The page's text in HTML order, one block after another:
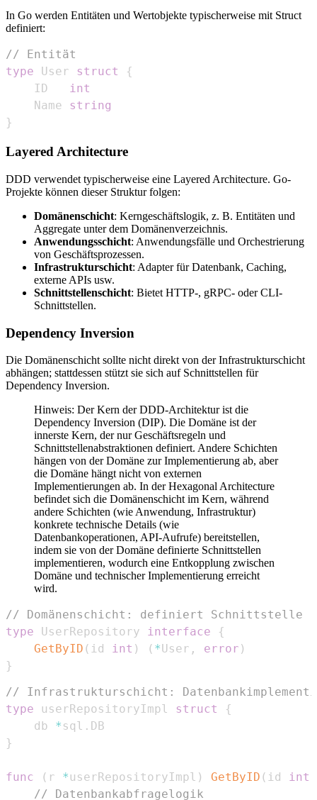
In Go werden Entitäten und Wertobjekte typischerweise mit Struct
definiert:
// Entität
type User struct
{
    ID
int
    Name
string
}
Layered Architecture
DDD verwendet typischerweise eine Layered Architecture. Go-
Projekte können dieser Struktur folgen:
Domänenschicht: Kerngeschäftslogik, z. B. Entitäten und
Aggregate unter dem Domänenverzeichnis.
Anwendungsschicht: Anwendungsfälle und Orchestrierung
von Geschäftsprozessen.
Infrastrukturschicht: Adapter für Datenbank, Caching,
externe APIs usw.
Schnittstellenschicht: Bietet HTTP-, gRPC- oder CLI-
Schnittstellen.
Dependency Inversion
Die Domänenschicht sollte nicht direkt von der Infrastrukturschicht
abhängen; stattdessen stützt sie sich auf Schnittstellen für
Dependency Inversion.
Hinweis: Der Kern der DDD-Architektur ist die
Dependency Inversion (DIP). Die Domäne ist der
innerste Kern, der nur Geschäftsregeln und
Schnittstellenabstraktionen definiert. Andere Schichten
hängen von der Domäne zur Implementierung ab, aber
die Domäne hängt nicht von externen
Implementierungen ab. In der Hexagonal Architecture
befindet sich die Domänenschicht im Kern, während
andere Schichten (wie Anwendung, Infrastruktur)
konkrete technische Details (wie
Datenbankoperationen, API-Aufrufe) bereitstellen,
indem sie von der Domäne definierte Schnittstellen
implementieren, wodurch eine Entkopplung zwischen
Domäne und technischer Implementierung erreicht
wird.
// Domänenschicht: definiert Schnittstelle
type UserRepository interface
{
GetByID ( id int ) ( *User , error )
}
// Infrastrukturschicht:
type userRepositoryImpl struct
{
    db
* sql .
}
func ( r *userRepositoryImpl ) GetByID ( id int
// Datenbankabfragelogik